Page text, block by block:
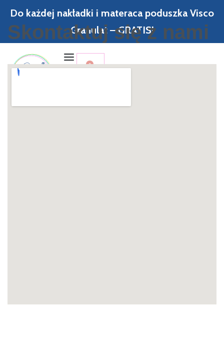
Do każdej nakładki i materaca poduszka Visco
Granulat – GRATIS!
0
Skontaktuj się z nami